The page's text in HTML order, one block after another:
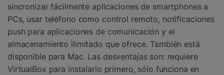
sincronizar fácilmente aplicaciones de smartphones a
PCs, usar teléfono como control remoto, notificaciones
push para aplicaciones de comunicación y el
almacenamiento ilimitado que ofrece. También está
disponible para Mac. Las desventajas son: requiere
VirtualBox para instalarlo primero, sólo funciona en